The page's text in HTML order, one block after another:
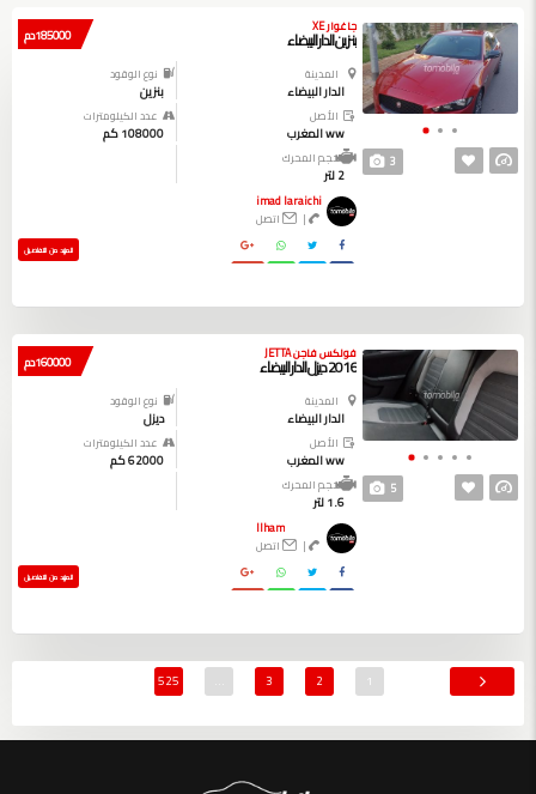
3
185000 دم جاغوار XE
بنزين الدار البيضاء
المدينة
الدار البيضاء
نوع الوقود
بنزين
الأصل
ww المغرب
عدد الكيلومترات
108000 كم
حجم المحرك
2 لتر
imad laraichi
|
اتصل
المزيد من التفاصيل
5
160000 دم فولكس فاجن JETTA
2016 ديزل الدار البيضاء
المدينة
الدار البيضاء
نوع الوقود
ديزل
الأصل
ww المغرب
عدد الكيلومترات
62000 كم
حجم المحرك
1.6 لتر
Ilham
|
اتصل
المزيد من التفاصيل
1
2
3
525